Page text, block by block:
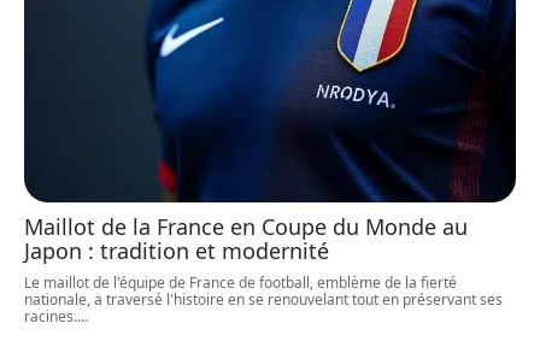
Maillot de la France en Coupe du Monde au
Japon : tradition et modernité
Le maillot de l'équipe de France de football, emblème de la fierté
nationale, a traversé l'histoire en se renouvelant tout en préservant ses
racines.…